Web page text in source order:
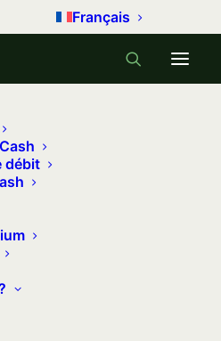
Français
débit
culture économique des
de culture
la commission des